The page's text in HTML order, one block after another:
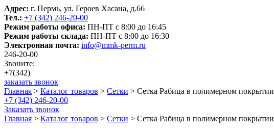
Адрес: г. Пермь, ул. Героев Хасана, д.66
Тел.: +7 (342) 246-20-00
Режим работы офиса: ПН-ПТ с 8:00 до 16:45
Режим работы склада: ПН-ПТ с 8:00 до 16:30
Электронная почта: info@mmk-perm.ru
246-20-00
Звоните:
+7(342)
заказать звонок
Главная > Каталог товаров > Сетки > Сетка Рабица в полимерном покрытии
+7 (342) 246-20-00
Заказать звонок
Главная > Каталог товаров > Сетки > Сетка Рабица в полимерном покрытии